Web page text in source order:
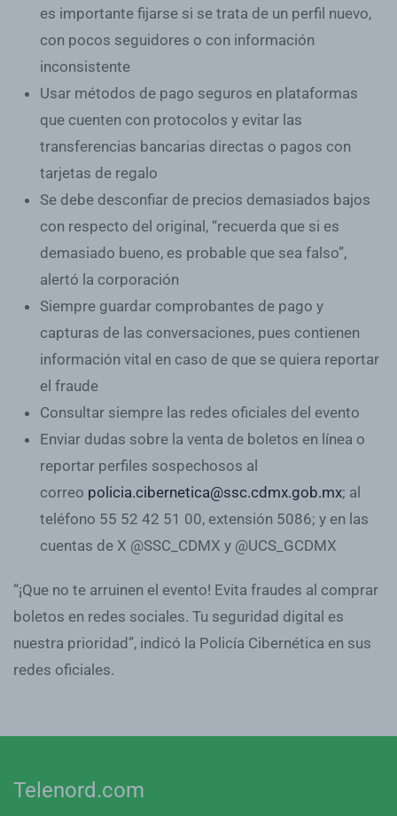
es importante fijarse si se trata de un perfil nuevo,
con pocos seguidores o con información
inconsistente
Usar métodos de pago seguros en plataformas
que cuenten con protocolos y evitar las
transferencias bancarias directas o pagos con
tarjetas de regalo
Se debe desconfiar de precios demasiados bajos
con respecto del original , “recuerda que si es
demasiado bueno, es probable que sea falso”,
alertó la corporación
Siempre guardar comprobantes de pago y
capturas de las conversaciones, pues contienen
información vital en caso de que se quiera reportar
el fraude
Consultar siempre las redes oficiales del evento
Enviar dudas sobre la venta de boletos en línea o
reportar perfiles sospechosos al
correo policia.cibernetica@ssc.cdmx.gob.mx; al
teléfono 55 52 42 51 00, extensión 5086; y en las
cuentas de X @SSC_CDMX y @UCS_GCDMX
“¡Que no te arruinen el evento! Evita fraudes al comprar
boletos en redes sociales. Tu seguridad digital es
nuestra prioridad”, indicó la Policía Cibernética en sus
redes oficiales.
Telenord.com